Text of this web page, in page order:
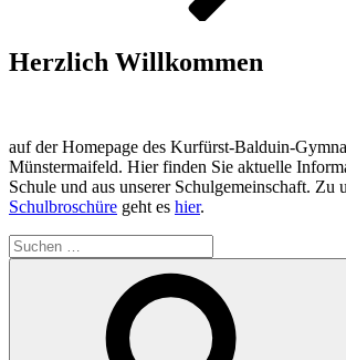
Herzlich Willkommen
auf der Homepage des Kurfürst-Balduin-
Münstermaifeld. Hier finden Sie aktuelle
Schule und aus unserer Schulgemeinschaft. Zu
Schulbroschüre geht es hier.
Suchen
nach: